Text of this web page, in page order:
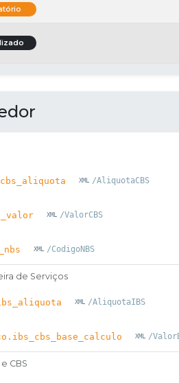
/AliquotaCBS
/ValorCBS
/CodigoNBS
de Serviços
/AliquotaIBS
/
CBS